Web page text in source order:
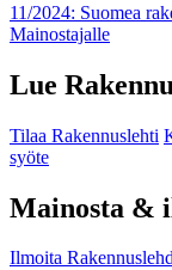
11/2024: Suomea
Mainostajalle
Lue
Tilaa Rakennuslehti
syöte
Mainosta &
Ilmoita